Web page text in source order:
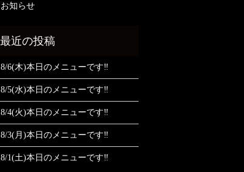
お知らせ
8/6(木)本日のメニューです‼️
8/5(水)本日のメニューです‼️
8/4(火)本日のメニューです‼️
8/3(月)本日のメニューです‼️
8/1(土)本日のメニューです‼️